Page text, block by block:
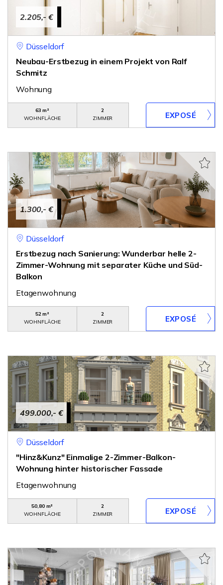
2.205,- €
Düsseldorf
Neubau-Erstbezug in einem Projekt von Ralf
Schmitz
Wohnung
63 m²
WOHNFLÄCHE
2
ZIMMER
1.300,- €
Düsseldorf
Erstbezug nach Sanierung: Wunderbar helle 2-
Zimmer-Wohnung mit separater Küche und Süd-
Balkon
Etagenwohnung
52 m²
WOHNFLÄCHE
2
ZIMMER
499.000,- €
Düsseldorf
"Hinz&Kunz" Einmalige 2-Zimmer-Balkon-
Wohnung hinter historischer Fassade
Etagenwohnung
50,80 m²
WOHNFLÄCHE
2
ZIMMER